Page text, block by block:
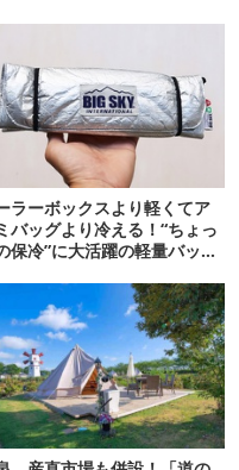
ラーボックスより軽くてア
バッグより冷える！“ちょっ
保冷”に大活躍の軽量バッグ